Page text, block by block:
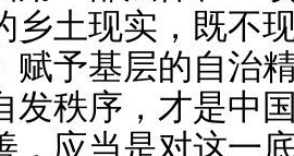
乡土现实，既不
赋予基层的自治
发秩序，才是中
，应当是对这一